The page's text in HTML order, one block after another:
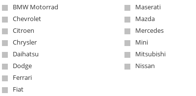
BMW Motorrad
Chevrolet
Citroen
Chrysler
Daihatsu
Dodge
Ferrari
Fiat
Maserati
Mazda
Mercedes
Mini
Mitsubishi
Nissan